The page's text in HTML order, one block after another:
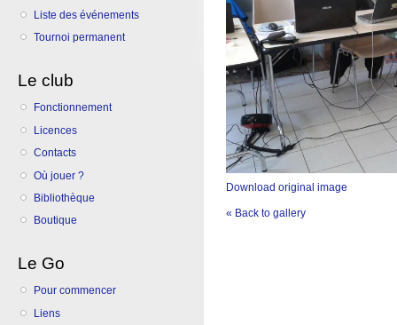
Liste des événements
Tournoi permanent
Le club
Fonctionnement
Licences
Contacts
Où jouer ?
Bibliothèque
Boutique
Le Go
Pour commencer
Liens
Download original image
« Back to gallery